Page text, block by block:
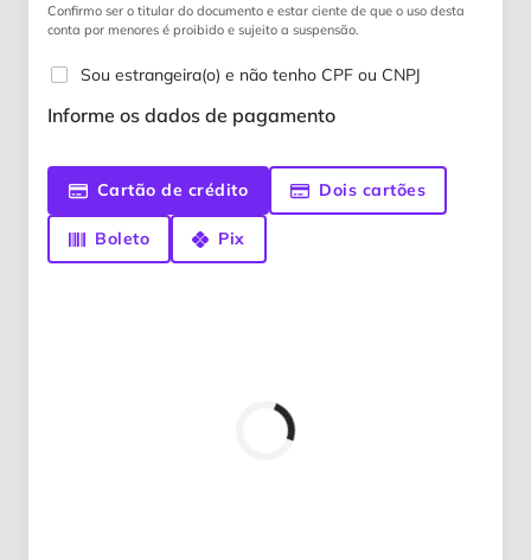
Confirmo ser o titular do documento e estar ciente de que o uso desta
conta por menores é proibido e sujeito a suspensão.
Sou estrangeira(o) e não tenho CPF ou CNPJ
Informe os dados de pagamento
Cartão de crédito Dois cartões
Boleto Pix